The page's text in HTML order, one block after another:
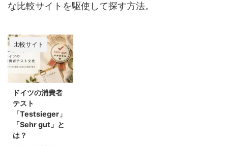
な比較サイトを駆使して探す方法。
比較サイト
ドイツの消費者
テスト
「Testsieger」
「Sehr gut」と
は？